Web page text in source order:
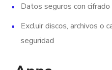
Datos seguros con
Excluir discos, archivos o
seguridad